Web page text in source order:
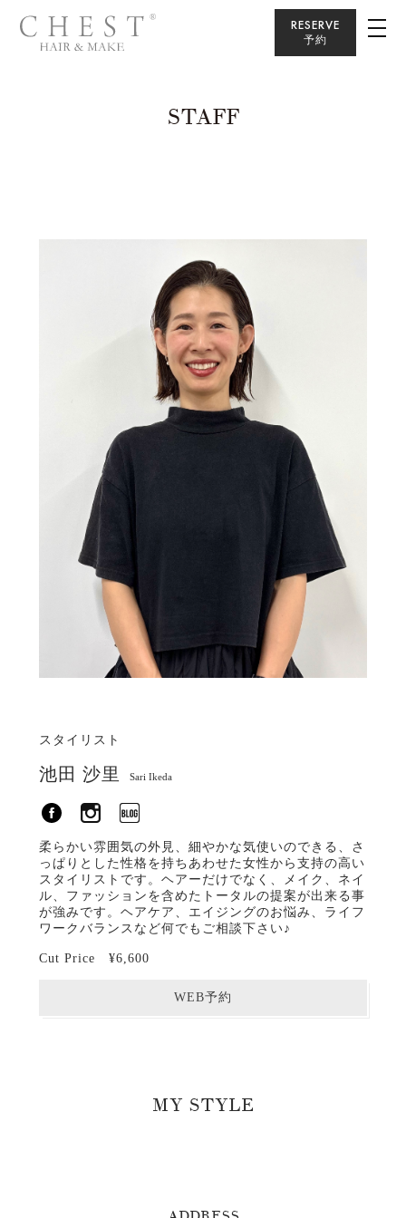
RESERVE
予約
STAFF
スタイリスト
池田 沙里 Sari Ikeda
柔らかい雰囲気の外見、細やかな気使いのできる、さ
っぱりとした性格を持ちあわせた女性から支持の高い
スタイリストです。ヘアーだけでなく、メイク、ネイ
ル、ファッションを含めたトータルの提案が出来る事
が強みです。ヘアケア、エイジングのお悩み、ライフ
ワークバランスなど何でもご相談下さい♪
Cut Price ¥6,600
WEB予約
MY STYLE